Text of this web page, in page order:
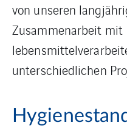
von unseren
Zusammenarbeit mit
unterschiedlichen